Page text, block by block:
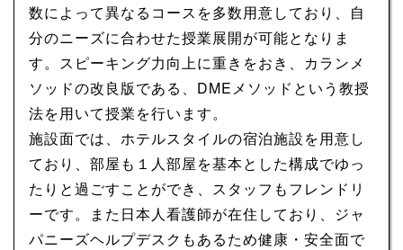
数によって異なるコースを多数用意しており、自
分のニーズに合わせた授業展開が可能となりま
す。スピーキング力向上に重きをおき、カランメ
ソッドの改良版である、DMEメソッドという教授
法を用いて授業を行います。
施設面では、ホテルスタイルの宿泊施設を用意し
ており、部屋も１人部屋を基本とした構成でゆっ
たりと過ごすことができ、スタッフもフレンドリ
ーです。また日本人看護師が在住しており、ジャ
パニーズヘルプデスクもあるため健康・安全面で